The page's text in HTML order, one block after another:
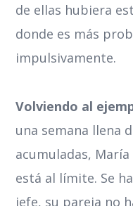
de ellas hubiera
donde es más
impulsivamente.
Volviendo al
una semana llena
acumuladas,
está al límite. Se
jefe, su pareja no